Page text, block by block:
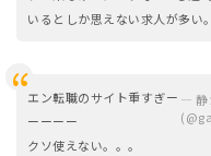
いるとしか思えない求人が多い
エン転職のサイト重すぎー
ーーーー
クソ使えない。。。
— 静